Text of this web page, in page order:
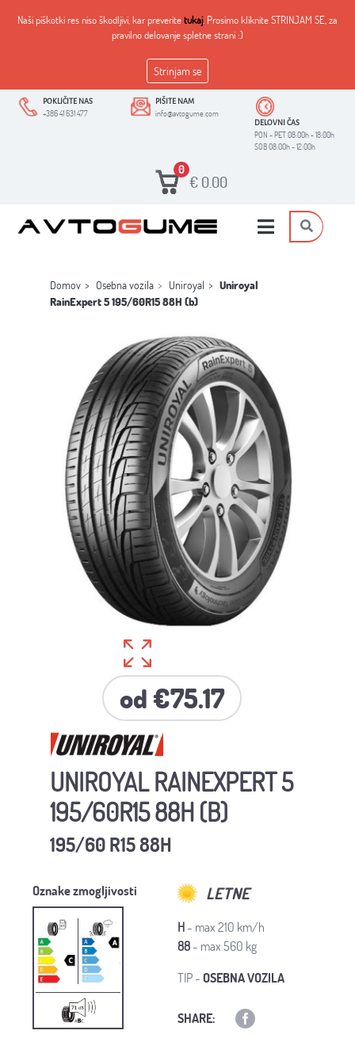
Naši piškotki res niso škodljivi, kar preveritetukaj. Prosimo kliknite STRINJAM SE, za
pravilno delovanje spletne strani :)
Strinjam se
POKLIČITE NAS
+386 41 631 477
PIŠITE NAM
info@avtogume.com
DELOVNI ČAS
PON - PET 08:00h - 18:00h
SOB 08:00h - 12:00h
0
€ 0.00
Domov Osebna vozila Uniroyal
Uniroyal
RainExpert 5 195/60R15 88H (b)
od €75.17
UNIROYAL RAINEXPERT 5
195/60R15 88H (B)
195/60 R15 88H
Oznake zmogljivosti LETNE
H- max 210 km/h
88- max 560 kg
TIP -OSEBNA VOZILA
SHARE: